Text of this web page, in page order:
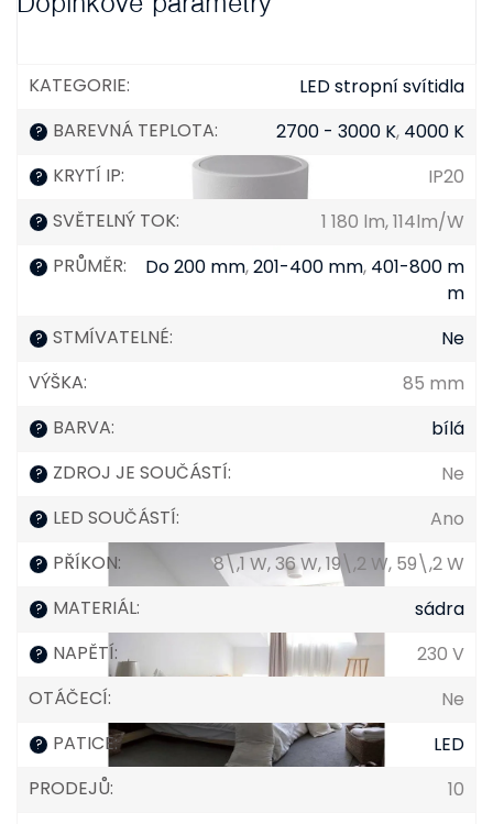
KATEGORIE: LED stropní svítidla
? BAREVNÁ TEPLOTA: 2700 - 3000 K, 4000 K
? KRYTÍ IP: IP20
? SVĚTELNÝ TOK: 1 180 lm, 114lm/W
? PRŮMĚR: Do 200 mm,201-400 mm, 401-800 m
m
? STMÍVATELNÉ:
Ne
VÝŠKA: 85 mm
? BARVA: bílá
? ZDROJ JE SOUČÁSTÍ: Ne
? LED SOUČÁSTÍ: Ano
? PŘÍKON: 8\,1 W, 36 W, 19\,2 W, 59\,2 W
? MATERIÁL: sádra
? NAPĚTÍ:
230 V
OTÁČECÍ: Ne
? PATICE:
LED
PRODEJŮ: 10